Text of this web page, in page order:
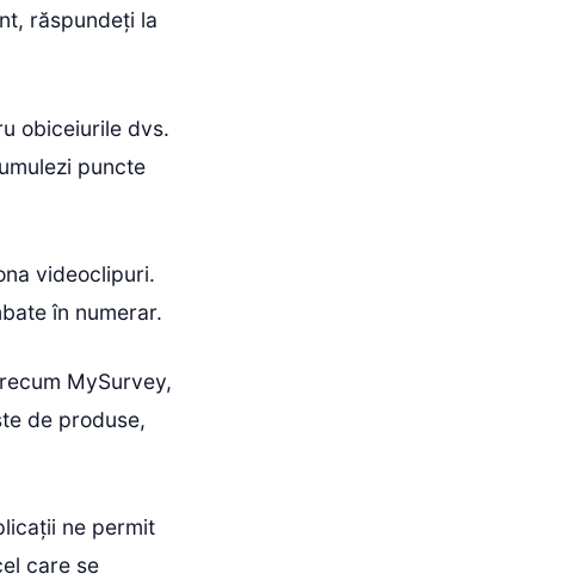
răspundeți la
obiceiurile dvs.
puncte
videoclipuri.
în numerar.
MySurvey,
de produse,
ne permit
care se